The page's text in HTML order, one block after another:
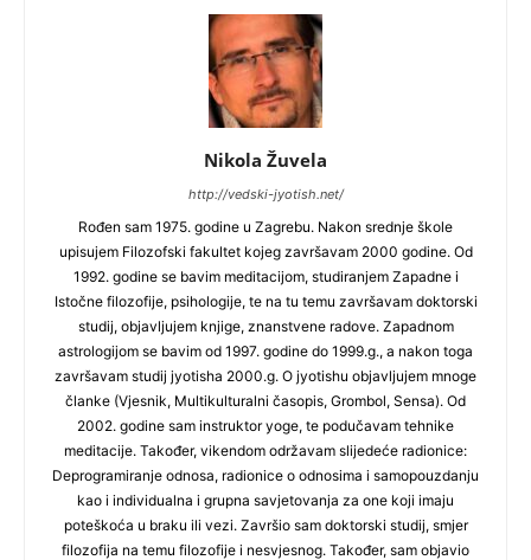
Nikola Žuvela
http://vedski-jyotish.net/
Rođen sam 1975. godine u Zagrebu. Nakon srednje škole
upisujem Filozofski fakultet kojeg završavam 2000 godine. Od
1992. godine se bavim meditacijom, studiranjem Zapadne i
Istočne filozofije, psihologije, te na tu temu završavam doktorski
studij, objavljujem knjige, znanstvene radove. Zapadnom
astrologijom se bavim od 1997. godine do 1999.g., a nakon toga
završavam studij jyotisha 2000.g. O jyotishu objavljujem mnoge
članke (Vjesnik, Multikulturalni časopis, Grombol, Sensa). Od
2002. godine sam instruktor yoge, te podučavam tehnike
meditacije. Također, vikendom održavam slijedeće radionice:
Deprogramiranje odnosa, radionice o odnosima i samopouzdanju
kao i individualna i grupna savjetovanja za one koji imaju
poteškoća u braku ili vezi. Završio sam doktorski studij, smjer
filozofija na temu filozofije i nesvjesnog. Također, sam objavio